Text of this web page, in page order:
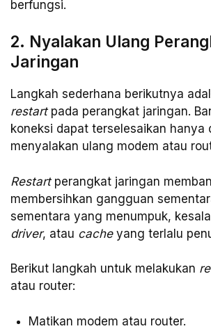
berfungsi.
2. Nyalakan Ulang
Jaringan
Langkah sederhana berikutnya
restartpada perangkat jaringan.
koneksi dapat terselesaikan hanya
menyalakan ulang modem atau
Restartperangkat jaringan
membersihkan gangguan
sementara yang menumpuk,
driver, atau cacheyang terlalu
Berikut langkah untuk melakukan
atau router:
Matikan modem atau router.